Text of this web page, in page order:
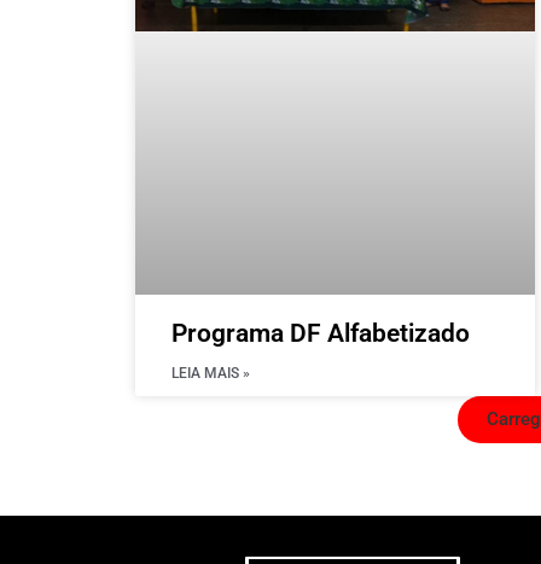
Programa DF Alfabetizado
LEIA MAIS »